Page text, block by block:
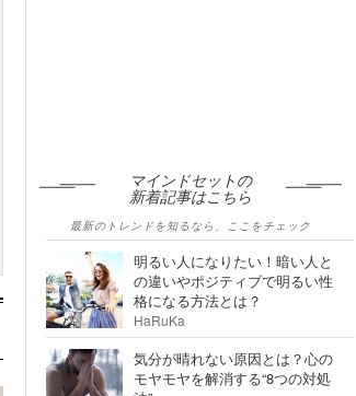
マインドセットの
新着記事はこちら
最新のトレンドを知るなら、ここをチェック
明るい人になりたい！暗い人と
の違いやポジティブで明るい性
格になる方法とは？
HaRuKa
気分が晴れない原因とは？心の
モヤモヤを解消する“8つの対処